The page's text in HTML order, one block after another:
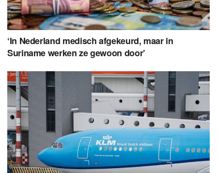
‘In Nederland medisch afgekeurd, maar in
Suriname werken ze gewoon door’